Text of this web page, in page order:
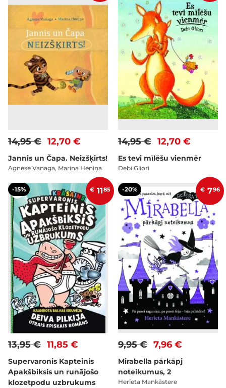
12,70 €
14,95 €
Jannis un Čapa. Neizšķirts!
Agnese Vanaga, Marina Heniņa
12,70 €
14,95 €
Es tevi mīlēšu vienmēr
Debi Gliori
-15% € 1185
11,85 €
13,95 €
Supervaronis Kapteinis
Apakšbiksis un runājošo
klozetpodu uzbrukums
-20% € 796
7,96 €
9,95 €
Mirabella pārkāpj
noteikumus, 2
Herieta Mankāstere